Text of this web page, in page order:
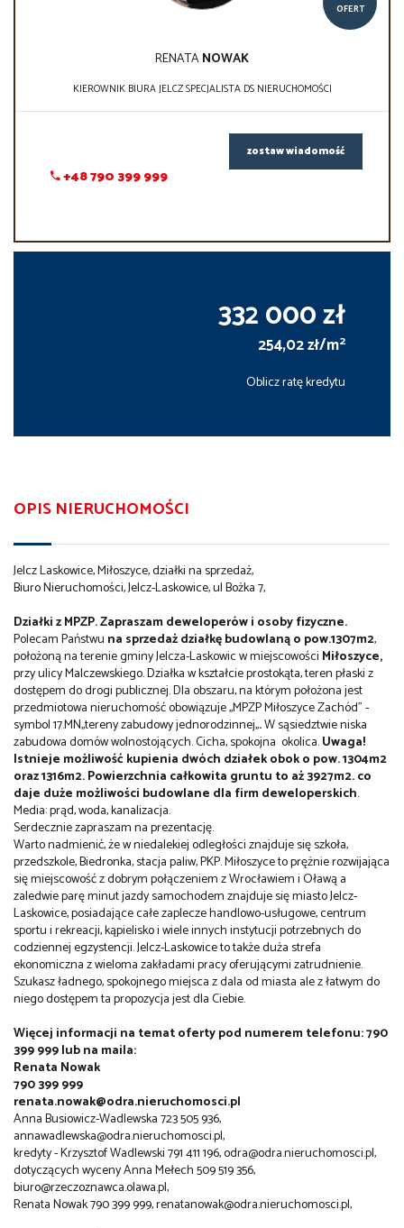
OFERT
RENATANOWAK
KIEROWNIK BIURA JELCZ SPECJALISTA DS NIERUCHOMOŚCI
+48 790 399 999
zostaw wiadomość
332 000 zł
254,02 zł/m2
Oblicz ratę kredytu
OPIS NIERUCHOMOŚCI
Jelcz Laskowice, Miłoszyce, działki na sprzedaż,
Biuro Nieruchomości, Jelcz-Laskowice, ul Bożka 7,
Działki z MPZP. Zapraszam deweloperów i osoby fizyczne.
Polecam Państwu na sprzedaż działkę budowlanąo pow.1307m2,
położoną na terenie gminy Jelcza-Laskowic w miejscowości Miłoszyce,
przy ulicy Malczewskiego. Działka w kształcie prostokąta, teren płaski z
dostępem do drogi publicznej. Dla obszaru, na którym położona jest
przedmiotowa nieruchomość obowiązuje ,,MPZP Miłoszyce Zachód" -
symbol 17.MN,,tereny zabudowy jednorodzinnej,,.W sąsiedztwie niska
zabudowa domów wolnostojących. Cicha, spokojna okolica.Uwaga!
Istnieje możliwość kupienia dwóch działek obok o pow. 1304m2
oraz 1316m2. Powierzchnia całkowita gruntu to aż 3927m2. co
daje duże możliwości budowlane dla firm deweloperskich.
Media: prąd, woda, kanalizacja.
Serdecznie zapraszam na prezentację.
Warto nadmienić, że w niedalekiej odległości znajduje się szkoła,
przedszkole, Biedronka, stacja paliw, PKP. Miłoszyce to prężnie rozwijająca
się miejscowość z dobrym połączeniem z Wrocławiem i Oławą a
zaledwie parę minut jazdy samochodem znajduje się miasto Jelcz-
Laskowice, posiadające całe zaplecze handlowo-usługowe, centrum
sportu i rekreacji, kąpielisko i wiele innych instytucji potrzebnych do
codziennej egzystencji. Jelcz-Laskowice to także duża strefa
ekonomiczna z wieloma zakładami pracy oferującymi zatrudnienie.
Szukasz ładnego, spokojnego miejsca z dala od miasta ale z łatwym do
niego dostępem ta propozycja jest dla Ciebie.
Więcej informacji na temat oferty pod numerem telefonu: 790
399 999 lub na maila:
Renata Nowak
790 399 999
renata.nowak@odra.nieruchomosci.pl
Anna Busiowicz-Wadlewska 723 505 936,
annawadlewska@odra.nieruchomosci.pl,
kredyty - Krzysztof Wadlewski 791 411 196, odra@odra.nieruchomosci.pl,
dotyczących wyceny Anna Mełech 509 519 356,
biuro@rzeczoznawca.olawa.pl,
Renata Nowak 790 399 999, renatanowak@odra.nieruchomosci.pl,